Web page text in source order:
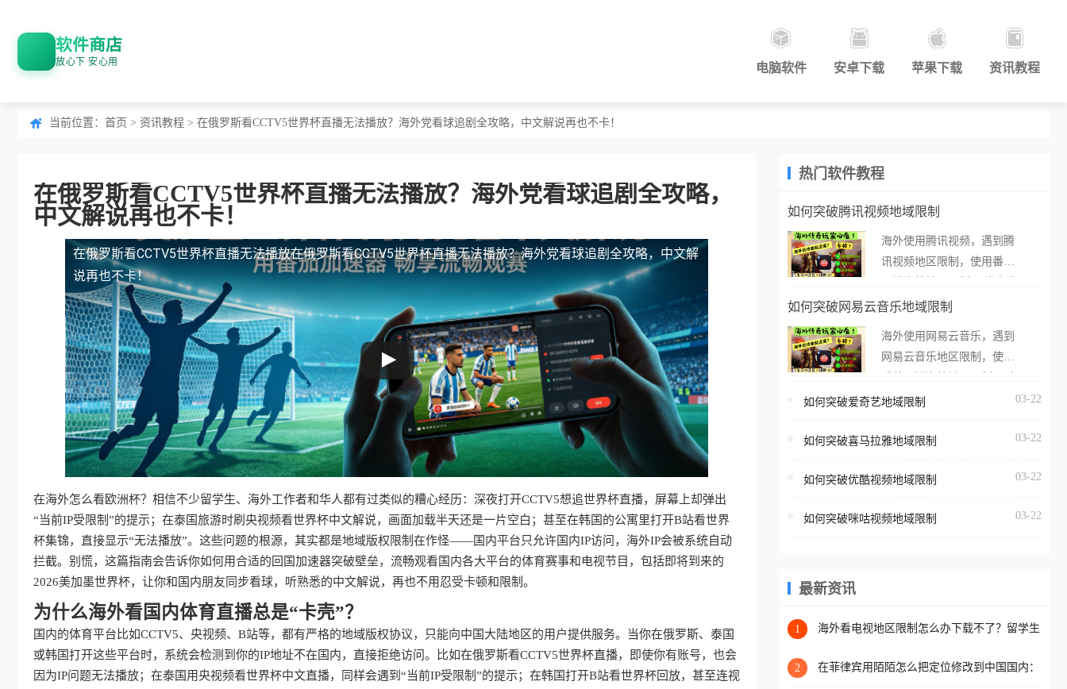
软件商店
放心下 安心用 电脑软件 安卓下载 苹果下载 资讯教程
当前位置： 首页 > 资讯教程 > 在俄罗斯看CCTV5世界杯直播无法播放？海外党看球追剧全攻略，中文解说再也不卡！
在俄罗斯看CCTV5世界杯直播无法播放？海外党看球追剧全攻略，
中文解说再也不卡！
在俄罗斯看CCTV5世界杯直播无法播放在俄罗斯看CCTV5世界杯直播无法播放？海外党看球追剧全攻略，中文解
说再也不卡！
在海外怎么看欧洲杯？相信不少留学生、海外工作者和华人都有过类似的糟心经历：深夜打开CCTV5想追世界杯直播，屏幕上却弹出
“当前IP受限制”的提示；在泰国旅游时刷央视频看世界杯中文解说，画面加载半天还是一片空白；甚至在韩国的公寓里打开B站看世界
杯集锦，直接显示“无法播放”。这些问题的根源，其实都是地域版权限制在作怪——国内平台只允许国内IP访问，海外IP会被系统自动
拦截。别慌，这篇指南会告诉你如何用合适的回国加速器突破壁垒，流畅观看国内各大平台的体育赛事和电视节目，包括即将到来的
2026美加墨世界杯，让你和国内朋友同步看球，听熟悉的中文解说，再也不用忍受卡顿和限制。
为什么海外看国内体育直播总是“卡壳”？
国内的体育平台比如CCTV5、央视频、B站等，都有严格的地域版权协议，只能向中国大陆地区的用户提供服务。当你在俄罗斯、泰国
或韩国打开这些平台时，系统会检测到你的IP地址不在国内，直接拒绝访问。比如在俄罗斯看CCTV5世界杯直播，即使你有账号，也会
因为IP问题无法播放；在泰国用央视频看世界杯中文直播，同样会遇到“当前IP受限制”的提示；在韩国打开B站看世界杯回放，甚至连视
热门软件教程
如何突破腾讯视频地域限制
海外使用腾讯视频，遇到腾
讯视频地区限制，使用番茄
外打开腾讯视频，却突然弹
地区无法播放”的提示语。
海外用户如香港、澳门、台
亚、欧洲等国家和地区时，
台一样，出现地区及版权限
地区播放。 遇到这个问题的
区工作、留学、定居等，都
权限制所困扰。
如何突破网易云音乐地域限制
海外使用网易云音乐，遇到
网易云音乐地区限制，使用
在海外打开网易云音乐，却
所在的地区无法播放”的提示
门、台湾、美国、加拿大、
区时，网易云音乐也会像其
回国加速器，即可解决「海
版权限制」的问题，无论人
如何突破爱奇艺地域限制 03-22
如何突破喜马拉雅地域限制 03-22
如何突破优酷视频地域限制 03-22
如何突破咪咕视频地域限制 03-22
最新资讯
1
海外看电视地区限制怎么办下载不了？留学生
2
在菲律宾用陌陌怎么把定位修改到中国国内：